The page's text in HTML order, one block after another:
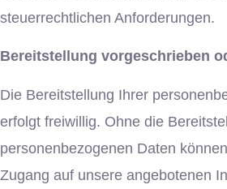
steuerrechtlichen Anforderungen.
Bereitstellung vorgeschrieben
Die Bereitstellung Ihrer
erfolgt freiwillig. Ohne die
personenbezogenen Daten
Zugang auf unsere angebotenen